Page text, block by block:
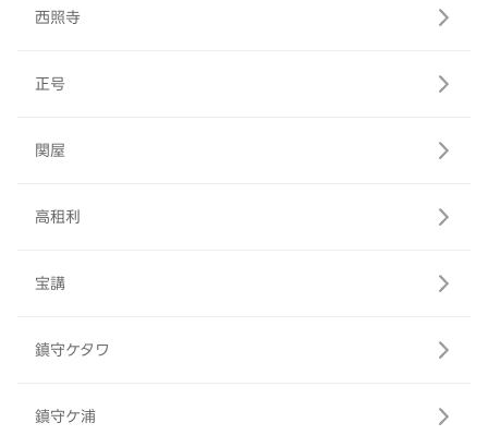
西照寺
正号
関屋
高租利
宝講
鎮守ケタワ
鎮守ケ浦